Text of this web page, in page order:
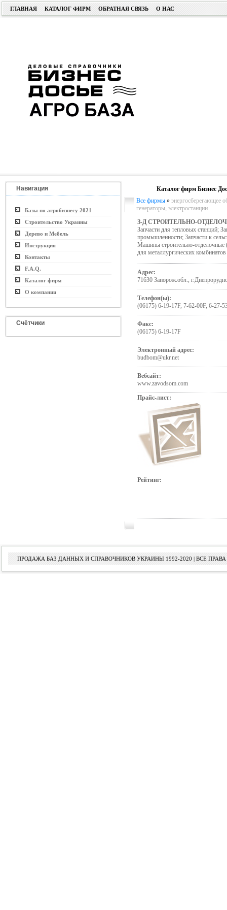
ГЛАВНАЯ КАТАЛОГ ФИРМ ОБРАТНАЯ СВЯЗЬ О НАС
Навигация
Базы по агробизнесу 2021
Строительство Украины
Дерево и Мебель
Инструкция
Контакты
F.A.Q.
Каталог фирм
О компании
Счётчики
Каталог фирм Бизнес
Все фирмы » энергосберегающее
генераторы, электростанции
З-Д СТРОИТЕЛЬНО-
Запчасти для тепловых станций;
промышленности; Запчасти к
Машины строительно-отделочные
для металлургических комбинатов
Адрес:
71630 Запорож.обл.,
Телефон(ы):
(06175) 6-19-17F, 7-62-00F, 6-27-
Факс:
(06175) 6-19-17F
Электронный адрес:
budbom@ukr.net
Вебсайт:
www.zavodsom.com
Прайс-лист:
Рейтинг:
ПРОДАЖА БАЗ ДАННЫХ И СПРАВОЧНИКОВ УКРАИНЫ 1992-2020 | ВСЕ